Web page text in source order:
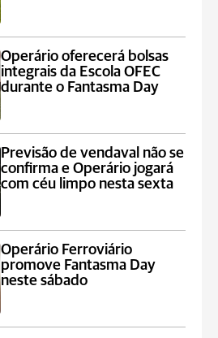
Operário oferecerá bolsas
integrais da Escola OFEC
durante o Fantasma Day
Previsão de vendaval não se
confirma e Operário jogará
com céu limpo nesta sexta
Operário Ferroviário
promove Fantasma Day
neste sábado